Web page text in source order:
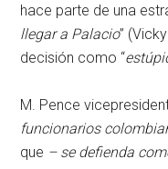
hace parte de una
llegar a Palacio”
decisión como “
M. Pence
funcionarios
que – se defienda